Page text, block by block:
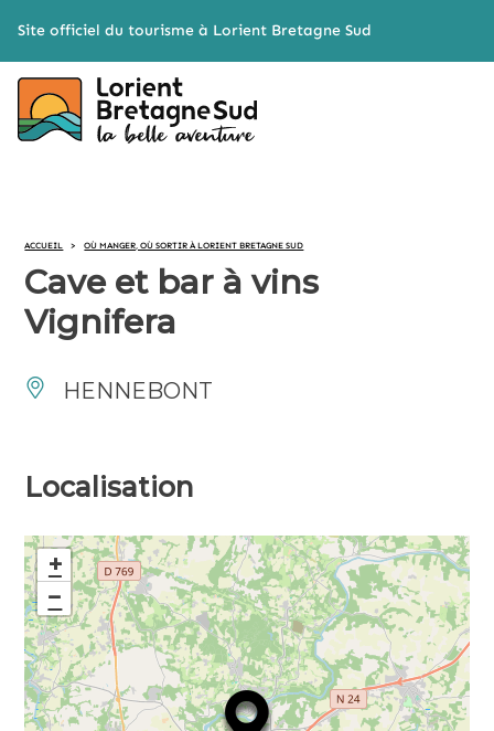
Site officiel du tourisme à Lorient Bretagne Sud
ACCUEIL > OÙ MANGER, OÙ SORTIR À LORIENT BRETAGNE SUD
Cave et bar à vins
Vignifera
HENNEBONT
Localisation
+
−